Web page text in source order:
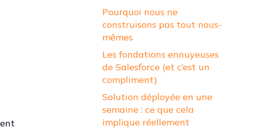
Pourquoi nous ne
construisons pas tout nous-
mêmes
Les fondations ennuyeuses
de Salesforce (et c’est un
compliment)
Solution déployée en une
semaine : ce que cela
implique réellement